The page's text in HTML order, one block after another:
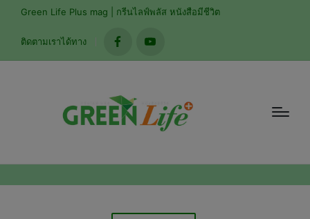
Green Life Plus mag | กรีนไลฟ์พลัส หนังสือมีชีวิต
ติดตามเราได้ทาง
facebookyoutube
modal-check